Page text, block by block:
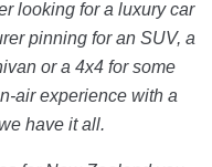
looking for a luxury car
pinning for an SUV, a
or a 4x4 for some
air experience with a
have it all.